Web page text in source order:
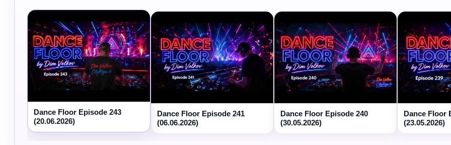
Dance Floor Episode 243
(20.06.2026)
Dance Floor Episode 241
(06.06.2026)
Dance Floor Episode 240
(30.05.2026)
Dance Floor
(23.05.2026)